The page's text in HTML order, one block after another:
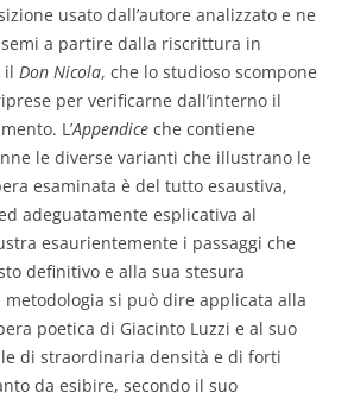
usato dall’autore analizzato e ne
a partire dalla riscrittura in
il Don Nicola, che lo studioso scompone
per verificarne dall’interno il
L’Appendice che contiene
le diverse varianti che illustrano le
esaminata è del tutto esaustiva,
adeguatamente esplicativa al
esaurientemente i passaggi che
definitivo e alla sua stesura
metodologia si può dire applicata alla
poetica di Giacinto Luzzi e al suo
di straordinaria densità e di forti
da esibire, secondo il suo